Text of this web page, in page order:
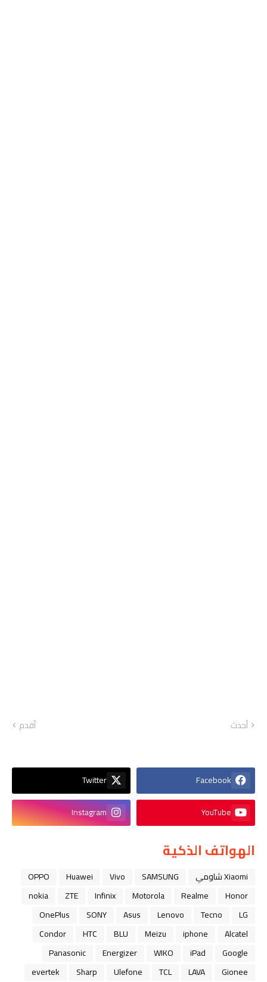
أحدث أقدم
Facebook
Twitter
YouTube
Instagram
الهواتف الذكية
Xiaomi شاومي SAMSUNG
Vivo
Huawei
OPPO
Honor
Realme
Motorola
Infinix
ZTE
nokia
LG
Tecno
Lenovo
Asus
SONY
OnePlus
Alcatel
iphone
Meizu
BLU
HTC
Condor
Google
iPad
WIKO
Energizer
Panasonic
Gionee
LAVA
TCL
Ulefone
Sharp
evertek